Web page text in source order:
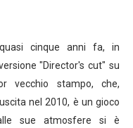
cinque anni fa, in
"Director's cut" su
vecchio stampo, che,
nel 2010, è un gioco
sue atmosfere si è